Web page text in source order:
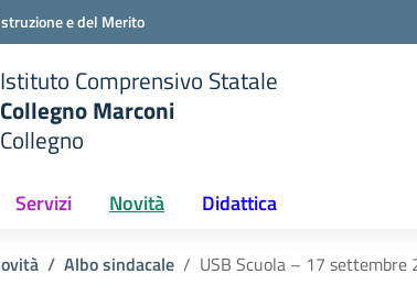
e del Merito
Istituto Comprensivo Statale
Collegno Marconi
Collegno
Servizi Novità Didattica
Albo sindacale USB Scuola – 17 settembre